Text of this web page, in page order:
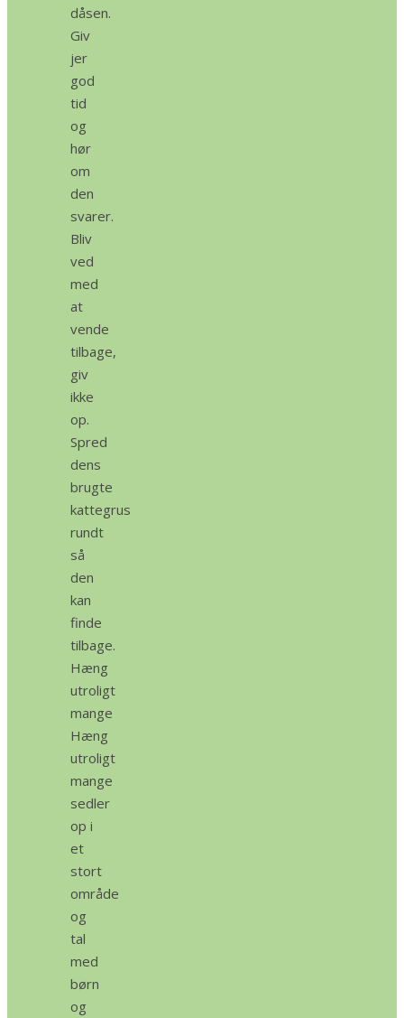
dåsen.
Giv
jer
god
tid
og
hør
om
den
svarer.
Bliv
ved
med
at
vende
tilbage,
giv
ikke
op.
Spred
dens
brugte
kattegrus
rundt
så
den
kan
finde
tilbage.
Hæng
utroligt
mange
Hæng
utroligt
mange
sedler
op i
et
stort
område
og
tal
med
børn
og